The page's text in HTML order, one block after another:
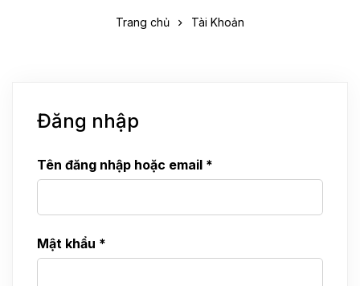
Trang chủ Tài Khoản
Đăng nhập
Tên đăng nhập hoặc email *
Mật khẩu *